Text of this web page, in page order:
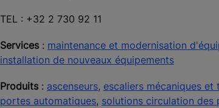
TEL : +32 2 730 92 11
Services : maintenance et modernisation
installation de nouveaux équipements
Produits : ascenseurs, escaliers mécaniques
portes automatiques, solutions circulation des